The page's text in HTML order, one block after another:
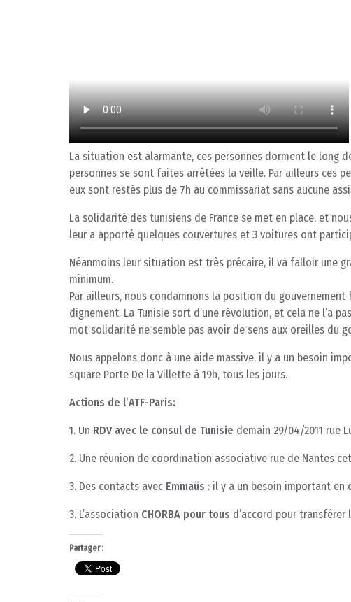
La situation est alarmante, ces personnes dorment le long
personnes se sont faites arrêtées la veille. Par ailleurs ces
eux sont restés plus de 7h au commissariat sans aucune
La solidarité des tunisiens de France se met en place, et
leur a apporté quelques couvertures et 3 voitures ont
Néanmoins leur situation est très précaire, il va falloir une
minimum.
Par ailleurs, nous condamnons la position du
dignement. La Tunisie sort d’une révolution, et cela ne l’a
mot solidarité ne semble pas avoir de sens aux oreilles du
Nous appelons donc à une aide massive, il y a un besoin
square Porte De la Villette à 19h, tous les jours.
Actions de l’ATF-Paris:
1. Un RDV avec le consul de Tunisie demain 29/04/2011 rue
2. Une réunion de coordination associative rue de Nantes
3. Des contacts avec Emmaüs : il y a un besoin important en
3. L’association CHORBA pour tous d’accord pour
Partager :